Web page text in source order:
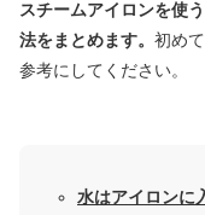
スチームアイロンを使
法をまとめます。 初め
参考にしてください。
水はアイロンに